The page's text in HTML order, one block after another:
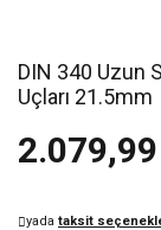
DIN 340 Uzun
Uçları 21.5mm
yada taksit